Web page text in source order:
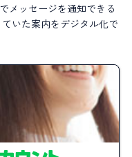
メッセージを通知できる
いた案内をデジタル化で